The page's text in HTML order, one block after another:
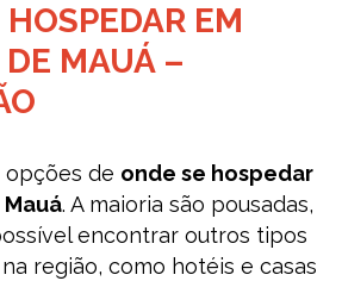
EM
MAUÁ –
opções de onde se hospedar
. A maioria são pousadas,
encontrar outros tipos
região, como hotéis e casas